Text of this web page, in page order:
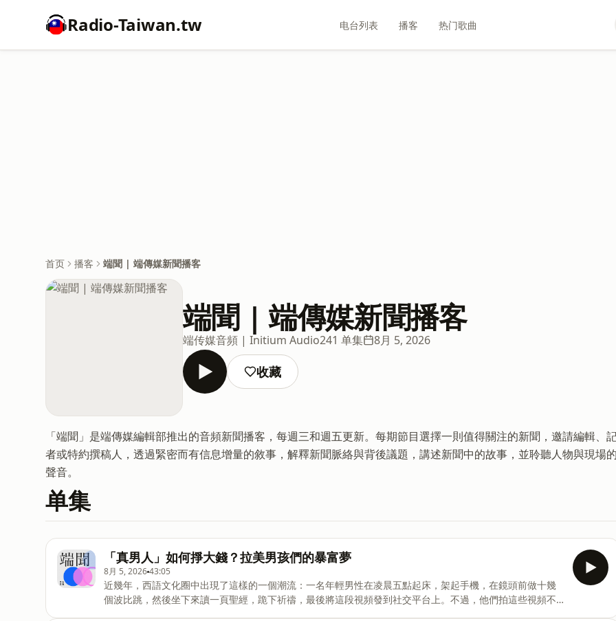
Radio-Taiwan.tw 电台列表 播客 热门歌曲
首页 播客 端聞 | 端傳媒新聞播客
端聞 | 端傳媒新聞播客
端传媒音頻 | Initium Audio241 单集 8月 5, 2026
收藏
「端聞」是端傳媒編輯部推出的音頻新聞播客，每週三和週五更新。每期節目選擇一則值得關注的新聞，邀請編輯、
者或特約撰稿人，透過緊密而有信息增量的敘事，解釋新聞脈絡與背後議題，講述新聞中的故事，並聆聽人物與現場
聲音。
单集
「真男人」如何掙大錢？拉美男孩們的暴富夢
8月 5, 202643:05
近幾年，西語文化圈中出現了這樣的一個潮流：一名年輕男性在凌晨五點起床，架起手機，在鏡頭前做十幾
個波比跳，然後坐下來讀一頁聖經，跪下祈禱，最後將這段視頻發到社交平台上。不過，他們拍這些視頻不